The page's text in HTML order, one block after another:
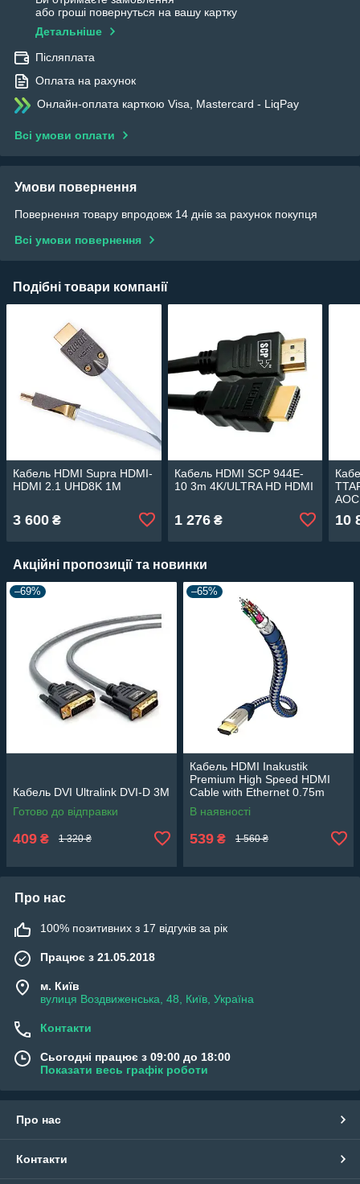
або гроші повернуться на вашу картку
Детальніше
Післяплата
Оплата на рахунок
Онлайн-оплата карткою Visa, Mastercard - LiqPay
Всі умови оплати
Умови повернення
Повернення товару впродовж 14 днів за рахунок покупця
Всі умови повернення
Подібні товари компанії
Кабель HDMI Supra HDMI-
HDMI 2.1 UHD8K 1M
3 600 ₴
Кабель HDMI SCP 944E-
10 3m 4K/ULTRA HD HDMI
1 276₴ 10
Акційні пропозиції та новинки
–69%
Кабель DVI Ultralink DVI-D 3М
Готово до відправки
409 ₴ 1 320 ₴
–65%
Кабель HDMI Inakustik
Premium High Speed HDMI
Cable with Ethernet 0.75m
В наявності
539 ₴ 1 560 ₴
Про нас
100% позитивних з 17 відгуків за рік
Працює з 21.05.2018
м. Київ
вулиця Воздвиженська, 48, Київ, Україна
Контакти
Сьогодні працює з 09:00 до 18:00
Показати весь графік роботи
Про нас
Контакти